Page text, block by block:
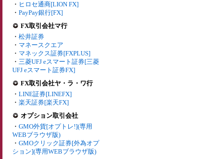
・ ヒロセ通商[LION FX]
・ PayPay銀行[FX]
FX取引会社マ行
・ 松井証券
・ マネースクエア
・ マネックス証券[FXPLUS]
・ 三菱UFJ eスマート証券[三菱
UFJ eスマート証券FX]
FX取引会社ヤ・ラ・ワ行
・ LINE証券[LINEFX]
・ 楽天証券[楽天FX]
オプション取引会社
・ GMO外貨[オプトレ!](専用
WEBブラウザ版)
・ GMOクリック証券[外為オプ
ション](専用WEBブラウザ版)